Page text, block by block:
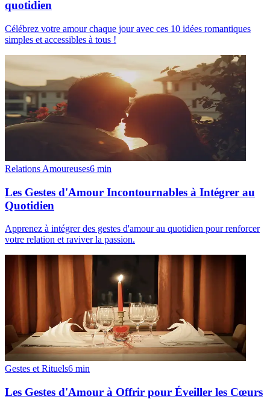
quotidien
Célébrez votre amour chaque jour avec ces 10 idées romantiques
simples et accessibles à tous !
Relations Amoureuses6 min
Les Gestes d'Amour Incontournables à Intégrer au
Quotidien
Apprenez à intégrer des gestes d'amour au quotidien pour renforcer
votre relation et raviver la passion.
Gestes et Rituels6 min
Les Gestes d'Amour à Offrir pour Éveiller les Cœurs